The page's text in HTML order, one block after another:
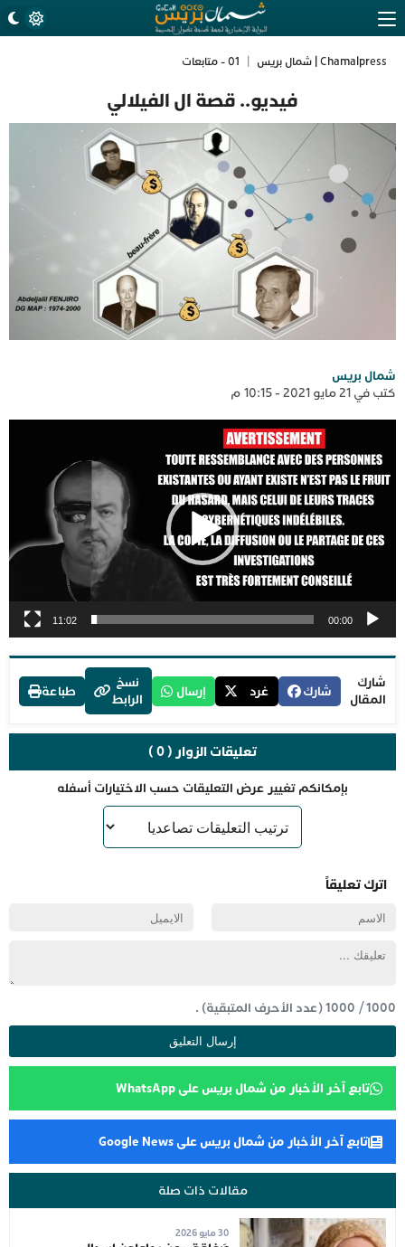
Chamalpress | شمال بريس 01 - متابعات
فيديو.. قصة ال الفيلالي
شمال بريس
كتب في 21 مايو 2021 - 10:15 م
00:00
11:02
شارك
المقال
شارك غرد إرسال
نسخ
الرابط
طباعة
تعليقات الزوار ( 0 )
بإمكانكم تغيير عرض التعليقات حسب الاختيارات أسفله
اترك تعليقاً
1000
/
1000(عدد الأحرف المتبقية) .
تابع آخر الأخبار من شمال بريس على WhatsApp
تابع آخر الأخبار من شمال بريس على Google News
مقالات ذات صلة
30 مايو 2026